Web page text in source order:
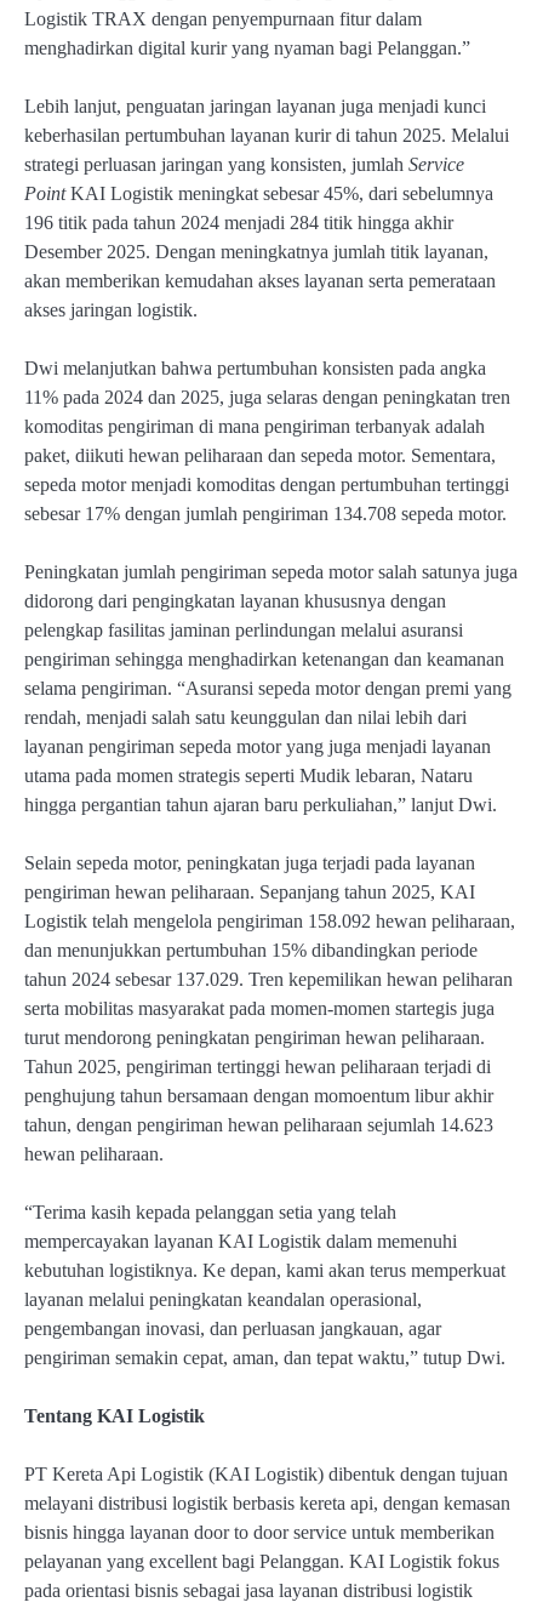
Logistik TRAX dengan penyempurnaan fitur dalam
menghadirkan digital kurir yang nyaman bagi Pelanggan.”
Lebih lanjut, penguatan jaringan layanan juga menjadi kunci
keberhasilan pertumbuhan layanan kurir di tahun 2025. Melalui
strategi perluasan jaringan yang konsisten, jumlah Service
PointKAI Logistik meningkat sebesar 45%, dari sebelumnya
196 titik pada tahun 2024 menjadi 284 titik hingga akhir
Desember 2025. Dengan meningkatnya jumlah titik layanan,
akan memberikan kemudahan akses layanan serta pemerataan
akses jaringan logistik.
Dwi melanjutkan bahwa pertumbuhan konsisten pada angka
11% pada 2024 dan 2025, juga selaras dengan peningkatan tren
komoditas pengiriman di mana pengiriman terbanyak adalah
paket, diikuti hewan peliharaan dan sepeda motor. Sementara,
sepeda motor menjadi komoditas dengan pertumbuhan tertinggi
sebesar 17% dengan jumlah pengiriman 134.708 sepeda motor.
Peningkatan jumlah pengiriman sepeda motor salah satunya juga
didorong dari pengingkatan layanan khususnya dengan
pelengkap fasilitas jaminan perlindungan melalui asuransi
pengiriman sehingga menghadirkan ketenangan dan keamanan
selama pengiriman. “Asuransi sepeda motor dengan premi yang
rendah, menjadi salah satu keunggulan dan nilai lebih dari
layanan pengiriman sepeda motor yang juga menjadi layanan
utama pada momen strategis seperti Mudik lebaran, Nataru
hingga pergantian tahun ajaran baru perkuliahan,” lanjut Dwi.
Selain sepeda motor, peningkatan juga terjadi pada layanan
pengiriman hewan peliharaan. Sepanjang tahun 2025, KAI
Logistik telah mengelola pengiriman 158.092 hewan peliharaan,
dan menunjukkan pertumbuhan 15% dibandingkan periode
tahun 2024 sebesar 137.029. Tren kepemilikan hewan peliharan
serta mobilitas masyarakat pada momen-momen startegis juga
turut mendorong peningkatan pengiriman hewan peliharaan.
Tahun 2025, pengiriman tertinggi hewan peliharaan terjadi di
penghujung tahun bersamaan dengan momoentum libur akhir
tahun, dengan pengiriman hewan peliharaan sejumlah 14.623
hewan peliharaan.
“Terima kasih kepada pelanggan setia yang telah
mempercayakan layanan KAI Logistik dalam memenuhi
kebutuhan logistiknya. Ke depan, kami akan terus memperkuat
layanan melalui peningkatan keandalan operasional,
pengembangan inovasi, dan perluasan jangkauan, agar
pengiriman semakin cepat, aman, dan tepat waktu,” tutup Dwi.
Tentang KAI Logistik
PT Kereta Api Logistik (KAI Logistik) dibentuk dengan tujuan
melayani distribusi logistik berbasis kereta api, dengan kemasan
bisnis hingga layanan door to door service untuk memberikan
pelayanan yang excellent bagi Pelanggan. KAI Logistik fokus
pada orientasi bisnis sebagai jasa layanan distribusi logistik